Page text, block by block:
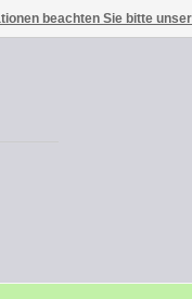
beachten Sie bitte